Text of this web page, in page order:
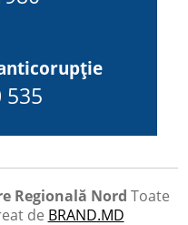
535
Regională Nord Toate
de BRAND.MD